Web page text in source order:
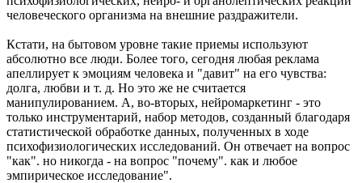
человеческого организма на внешние раздражители.
Кстати, на бытовом уровне такие приемы используют
абсолютно все люди. Более того, сегодня любая реклама
апеллирует к эмоциям человека и "давит" на его чувства:
долга, любви и т. д. Но это же не считается
манипулированием. А, во-вторых, нейромаркетинг - это
только инструментарий, набор методов, созданный благодаря
статистической обработке данных, полученных в ходе
психофизиологических исследований. Он отвечает на вопрос
"как". но никогда - на вопрос "почему". как и любое
эмпирическое исследование".